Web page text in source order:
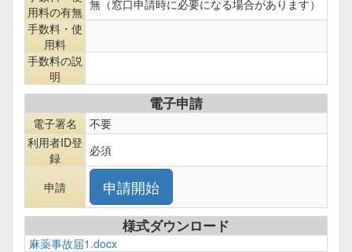
用料の有無 無（窓口申請時に必要になる場合があります）
手数料・使
用料
手数料の説
明
電子申請
電子署名
不要
利用者ID登
録
必須
申請
様式ダウンロード
麻薬事故届1.docx